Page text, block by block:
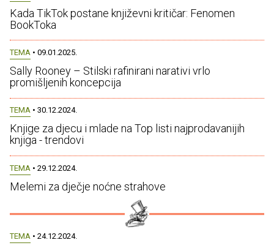
Kada TikTok postane književni kritičar: Fenomen
BookToka
TEMA • 09.01.2025.
Sally Rooney – Stilski rafinirani narativi vrlo
promišljenih koncepcija
TEMA • 30.12.2024.
Knjige za djecu i mlade na Top listi najprodavanijih
knjiga - trendovi
TEMA • 29.12.2024.
Melemi za dječje noćne strahove
TEMA • 24.12.2024.